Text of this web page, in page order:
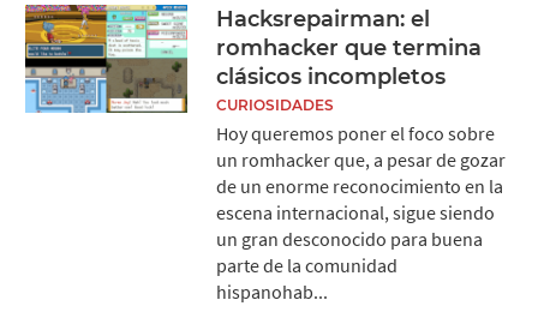
Hacksrepairman: el
romhacker que termina
clásicos incompletos
CURIOSIDADES
Hoy queremos poner el foco sobre
un romhacker que, a pesar de gozar
de un enorme reconocimiento en la
escena internacional, sigue siendo
un gran desconocido para buena
parte de la comunidad
hispanohab...